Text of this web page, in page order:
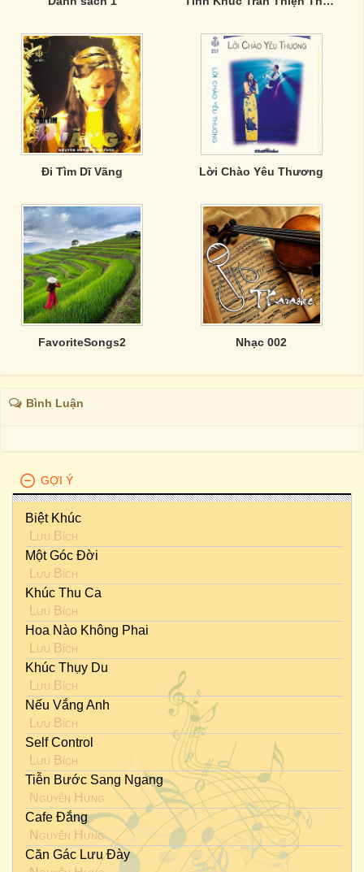
Đi Tìm Dĩ Vãng Lời Chào Yêu Thương
FavoriteSongs2 Nhạc 002
Bình Luận
GỢI Ý
Biệt Khúc
Lưu Bích
Một Góc Đời
Lưu Bích
Khúc Thu Ca
Lưu Bích
Hoa Nào Không Phai
Lưu Bích
Khúc Thụy Du
Lưu Bích
Nếu Vắng Anh
Lưu Bích
Self Control
Lưu Bích
Tiễn Bước Sang Ngang
Nguyễn Hưng
Cafe Đắng
Nguyễn Hưng
Căn Gác Lưu Đày